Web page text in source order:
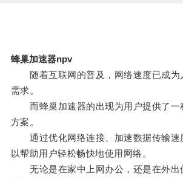
蜂巢加速器npv
随着互联网的普及，网络速度已成为
需求。
而蜂巢加速器的出现为用户提供了一
方案。
通过优化网络连接、加速数据传输速
以帮助用户轻松畅快地使用网络。
无论是在家中上网办公，还是在外出